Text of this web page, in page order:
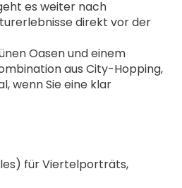
direkt vor der
Oasen und einem
aus City-Hopping,
wenn Sie eine klar
für Viertelporträts,